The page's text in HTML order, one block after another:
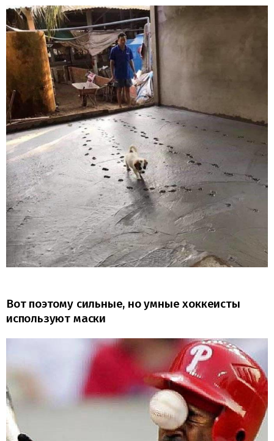
Вот поэтому сильные, но умные хоккеисты
используют маски